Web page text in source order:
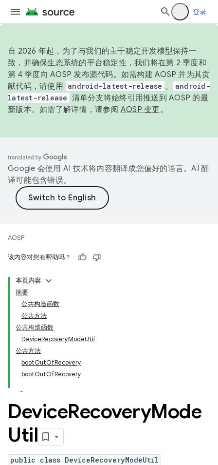
登录
自 2026 年起，为了与我们的主干稳定开发模型保持一
致，并确保生态系统的平台稳定性，我们将在第 2 季度和
第 4 季度向 AOSP 发布源代码。如需构建 AOSP 并为其贡
献代码，请使用 android-latest-release 。
android-
latest-release 清单分支将始终引用推送到 AOSP 的最
新版本。如需了解详情，请参阅 AOSP 变更。
Google 会使用 AI 技术将内容翻译成您偏好的语言。AI 翻
译可能包含错误。
AOSP
该内容对您有帮助吗？
本页内容
摘要
公共构造函数
公共方法
公共构造函数
DeviceRecoveryModeUtil
公共方法
bootOutOfRecovery
bootOutOfRecovery
DeviceRecoveryMode
Util
public class DeviceRecoveryModeUtil